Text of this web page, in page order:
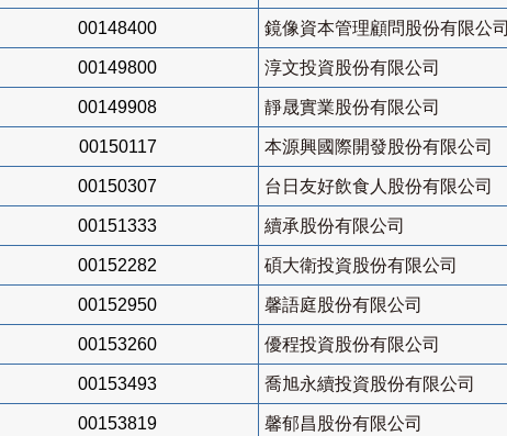
00148400 鏡像資本管理顧問股份有限公司
00149800 淳文投資股份有限公司
00149908 靜晟實業股份有限公司
00150117 本源興國際開發股份有限公司
00150307 台日友好飲食人股份有限公司
00151333 續承股份有限公司
00152282 碩大衛投資股份有限公司
00152950 馨語庭股份有限公司
00153260 優程投資股份有限公司
00153493 喬旭永續投資股份有限公司
00153819 馨郁昌股份有限公司